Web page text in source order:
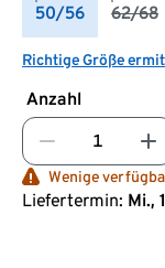
50/56 62/68
Richtige Größe
Anzahl
Wenige
Liefertermin: Mi.,